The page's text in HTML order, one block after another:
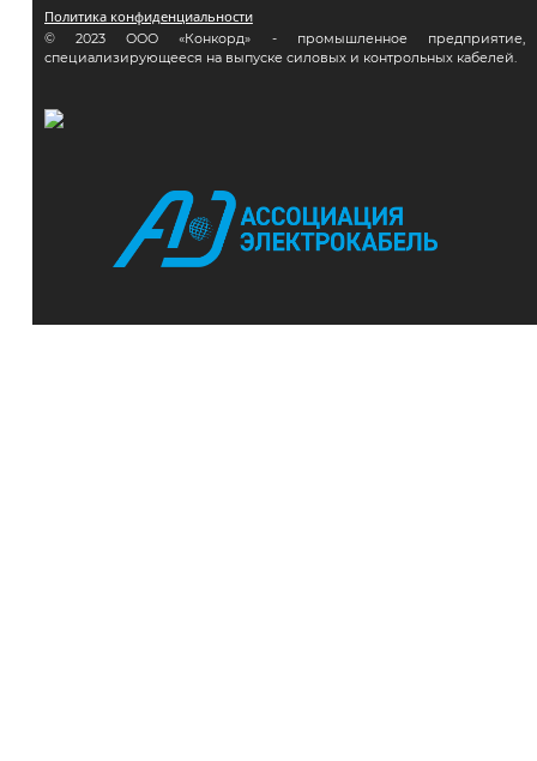
Политика конфиденциальности
© 2023 ООО «Конкорд» - промышленное предприятие,
специализирующееся на выпуске силовых и контрольных кабелей.